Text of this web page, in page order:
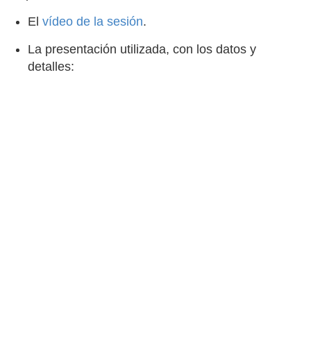
El vídeo de la sesión.
La presentación utilizada, con los datos y
detalles: